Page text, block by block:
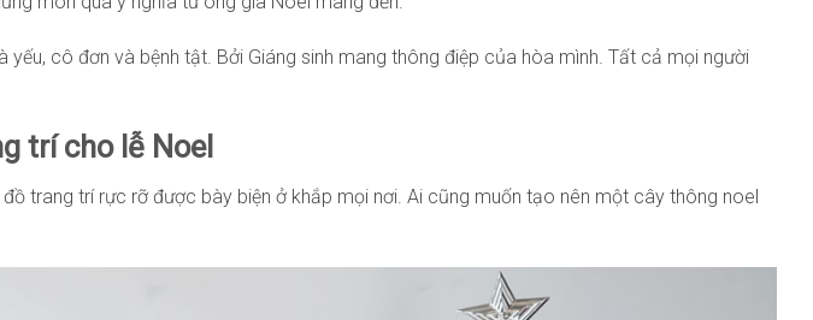
yếu, cô đơn và bệnh tật. Bởi Giáng sinh mang thông điệp của hòa mình. Tất cả mọi người
trí cho lễ Noel
trang trí rực rỡ được bày biện ở khắp mọi nơi. Ai cũng muốn tạo nên một cây thông noel